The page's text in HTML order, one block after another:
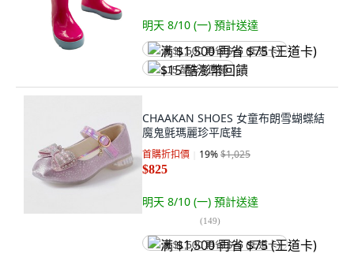
明天 8/10 (一) 預計送達
满 $1,500 再省 $75 (王道卡)
$15 酷澎幣回饋
CHAAKAN SHOES 女童布朗雪蝴蝶結
魔鬼氈瑪麗珍平底鞋
首購折扣價 19%$1,025
$825
明天 8/10 (一) 預計送達
(149)
满 $1,500 再省 $75 (王道卡)